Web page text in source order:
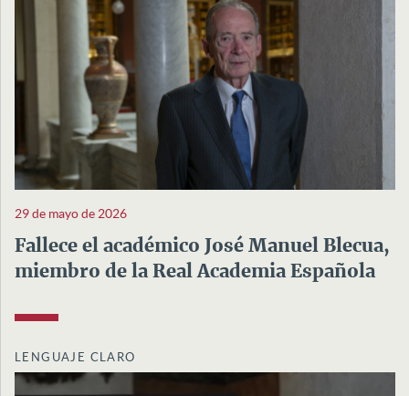
29 de mayo de 2026
Fallece el académico José Manuel Blecua,
miembro de la Real Academia Española
LENGUAJE CLARO